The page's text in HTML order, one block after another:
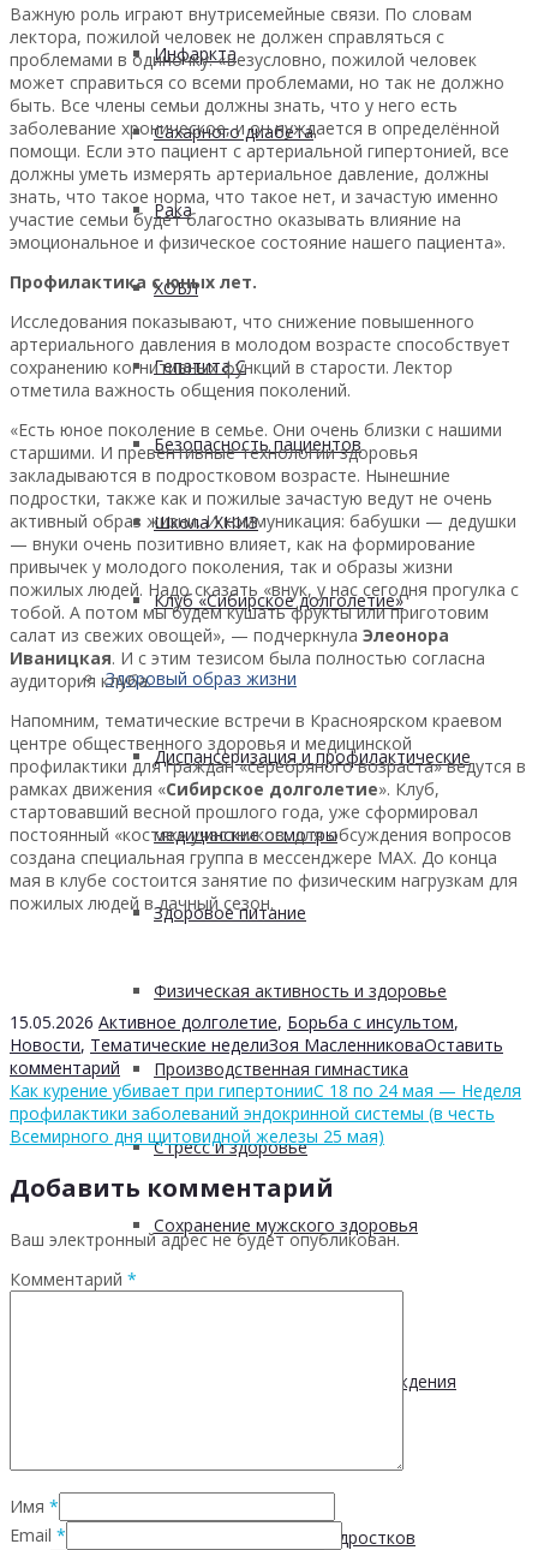
Инфаркта
Сахарного диабета
Рака
ХОБЛ
Гепатита С
Безопасность пациентов
Школа ХНИЗ
Клуб «Сибирское долголетие»
Здоровый образ жизни
Диспансеризация и профилактические
медицинские осмотры
Здоровое питание
Физическая активность и здоровье
Производственная гимнастика
Стресс и здоровье
Сохранение мужского здоровья
Основы здоровья и предупреждения
Пищевые привычки подростков
Важную роль играют внутрисемейные связи. По словам
лектора, пожилой человек не должен справляться с
проблемами в одиночку. «Безусловно, пожилой человек
может справиться со всеми проблемами, но так не должно
быть. Все члены семьи должны знать, что у него есть
заболевание хроническое, и он нуждается в определённой
помощи. Если это пациент с артериальной гипертонией, все
должны уметь измерять артериальное давление, должны
знать, что такое норма, что такое нет, и зачастую именно
участие семьи будет благостно оказывать влияние на
эмоциональное и физическое состояние нашего пациента».
Профилактика с юных лет.
Исследования показывают, что снижение повышенного
артериального давления в молодом возрасте способствует
сохранению когнитивных функций в старости. Лектор
отметила важность общения поколений.
«Есть юное поколение в семье. Они очень близки с нашими
старшими. И превентивные технологии здоровья
закладываются в подростковом возрасте. Нынешние
подростки, также как и пожилые зачастую ведут не очень
активный образ жизни. И коммуникация: бабушки — дедушки
— внуки очень позитивно влияет, как на формирование
привычек у молодого поколения, так и образы жизни
пожилых людей. Надо сказать «внук, у нас сегодня прогулка с
тобой. А потом мы будем кушать фрукты или приготовим
салат из свежих овощей», — подчеркнула Элеонора
Иваницкая. И с этим тезисом была полностью согласна
аудитория клуба.
Напомним, тематические встречи в Красноярском краевом
центре общественного здоровья и медицинской
профилактики для граждан «серебряного возраста» ведутся в
рамках движения «Сибирское долголетие». Клуб,
стартовавший весной прошлого года, уже сформировал
постоянный «костяк» участников, для обсуждения вопросов
создана специальная группа в мессенджере МАХ. До конца
мая в клубе состоится занятие по физическим нагрузкам для
пожилых людей в дачный сезон.
15.05.2026 Активное долголетие, Борьба с инсультом,
Новости, Тематические неделиЗоя МасленниковаОставить
комментарий
Как курение убивает при гипертонииС 18 по 24 мая — Неделя
профилактики заболеваний эндокринной системы (в честь
Всемирного дня щитовидной железы 25 мая)
Добавить комментарий
Ваш электронный адрес не будет опубликован.
Комментарий *
Имя *
Email *